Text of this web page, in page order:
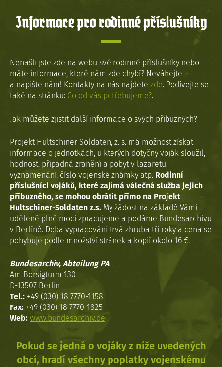
Informace pro rodinné příslušníky
Nenašli jste zde na webu své rodinné příslušníky nebo
máte informace, které nám zde chybí? Neváhejte
a napište nám! Kontakty na nás najdete zde. Podívejte se
také na stránku: Co od vás potřebujeme?.
Jak můžete zjistit další informace o svých příbuzných?
Projekt Hultschiner-Soldaten, z. s. má možnost získat
informace o jednotkách, u kterých dotyčný voják sloužil,
hodnost, případná zranění a pobyt v lazaretu,
vyznamenání, číslo vojenské známky atp. Rodinní
příslušníci vojáků, které zajímá válečná služba jejich
příbuzného, se mohou obrátit přímo na Projekt
Hultschiner-Soldaten z.s. My žádost na základě Vámi
udělené plné moci zpracujeme a podáme Bundesarchivu
v Berlíně. Doba vypracováni trvá zhruba tři roky a cena se
pohybuje podle množství stránek a kopií okolo 16 €.
Bundesarchiv, Abteilung PA
Am Borsigturm 130
D-13507 Berlin
Tel.: +49 (030) 18 7770-1158
Fax: +49 (030) 18 7770-1825
Web: www.bundesarchiv.de
Pokud se jedná o vojáky z níže uvedených
obcí, hradí všechny poplatky vojenskému